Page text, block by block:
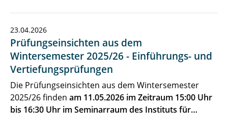
23.04.2026
Prüfungseinsichten aus dem
Wintersemester 2025/26 - Einführungs- und
Vertiefungsprüfungen
Die Prüfungseinsichten aus dem Wintersemester
2025/26 finden am 11.05.2026 im Zeitraum 15:00 Uhr
bis 16:30 Uhr im Seminarraum des Instituts für…